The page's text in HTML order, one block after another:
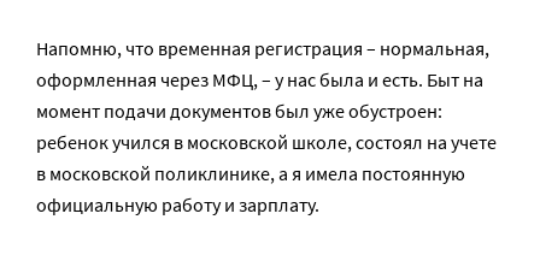
Напомню, что временная регистрация – нормальная,
оформленная через МФЦ, – у нас была и есть. Быт на
момент подачи документов был уже обустроен:
ребенок учился в московской школе, состоял на учете
в московской поликлинике, а я имела постоянную
официальную работу и зарплату.